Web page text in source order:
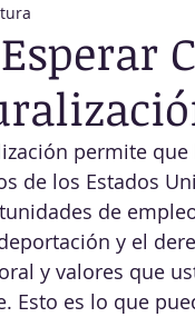
Temporal
permite
de los Estados
de
y el
y valores que
Esto es lo que